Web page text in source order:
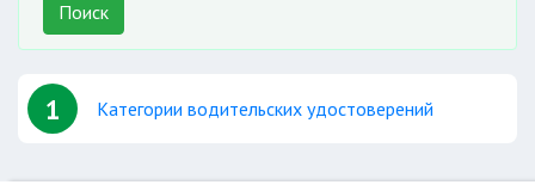
Поиск
1 Категории водительских удостоверений